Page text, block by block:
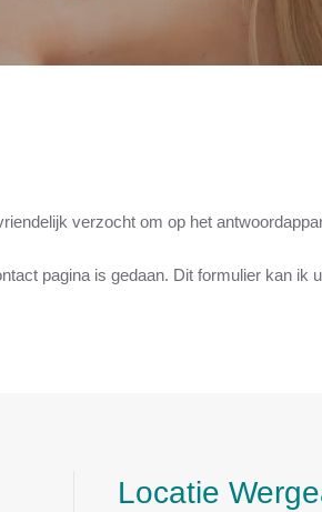
verzocht om op het
pagina is gedaan. Dit formulier kan ik
Locatie